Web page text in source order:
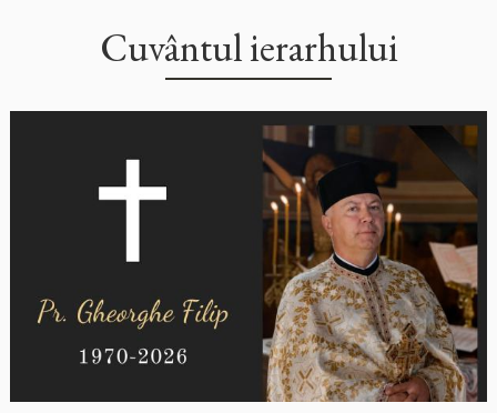
Cuvântul ierarhului